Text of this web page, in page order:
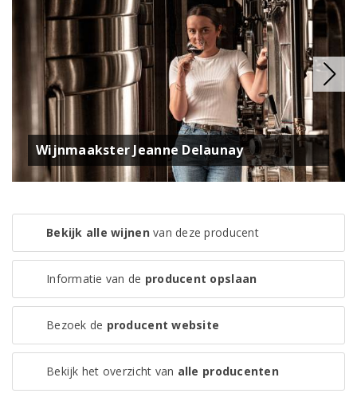
Wijnmaakster Jeanne Delaunay
Bekijk alle wijnenvan deze producent
Informatie van de producent opslaan
Bezoek de producent website
Bekijk het overzicht van alle producenten